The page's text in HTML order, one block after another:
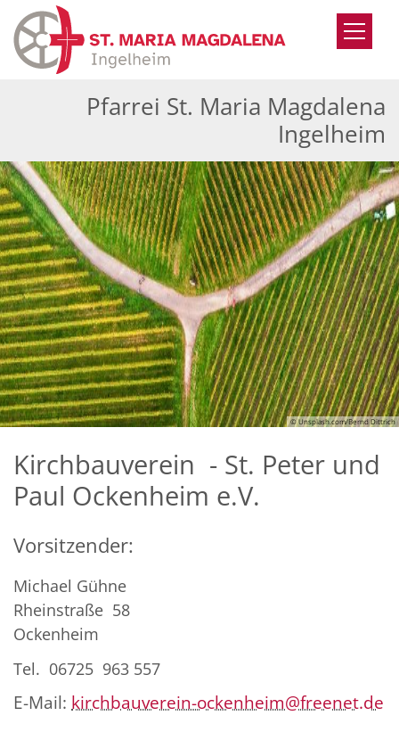
Zum Inhalt springen
Pfarrei St. Maria Magdalena
Ingelheim
© Unsplash.com/Bernd Dittrich
Kirchbauverein - St. Peter und
Paul Ockenheim e.V.
Vorsitzender:
Michael Gühne
Rheinstraße 58
Ockenheim
Tel. 06725 963 557
E-Mail: kirchbauverein-ockenheim@freenet.de